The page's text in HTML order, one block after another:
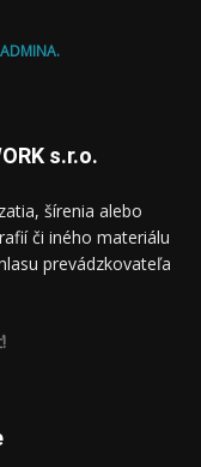
s.r.o.
šírenia alebo
či iného materiálu
prevádzkovateľa